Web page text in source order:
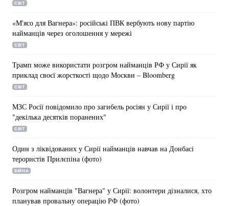
Головна
Україна Політика
СВІТ
«М'ясо для Вагнера»: російські ПВК вербують нову партію
найманців через оголошення у мережі
СВІТ
Трамп може використати розгром найманців РФ у Сирії як
приклад своєї жорсткості щодо Москви – Bloomberg
СВІТ
МЗС Росії повідомило про загибель росіян у Сирії і про
"декілька десятків поранених"
СВІТ
Один з ліквідованих у Сирії найманців навчав на Донбасі
терористів Прилєпіна (фото)
ВІЙНА
Розгром найманців "Вагнера" у Сирії: волонтери дізналися, хто
планував провальну операцію РФ (фото)